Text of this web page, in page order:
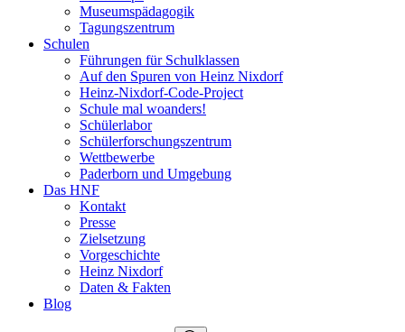
Museumspädagogik
Tagungszentrum
Schulen
Führungen für Schulklassen
Auf den Spuren von Heinz Nixdorf
Heinz-Nixdorf-Code-Project
Schule mal woanders!
Schülerlabor
Schülerforschungszentrum
Wettbewerbe
Paderborn und Umgebung
Das HNF
Kontakt
Presse
Zielsetzung
Vorgeschichte
Heinz Nixdorf
Daten & Fakten
Blog